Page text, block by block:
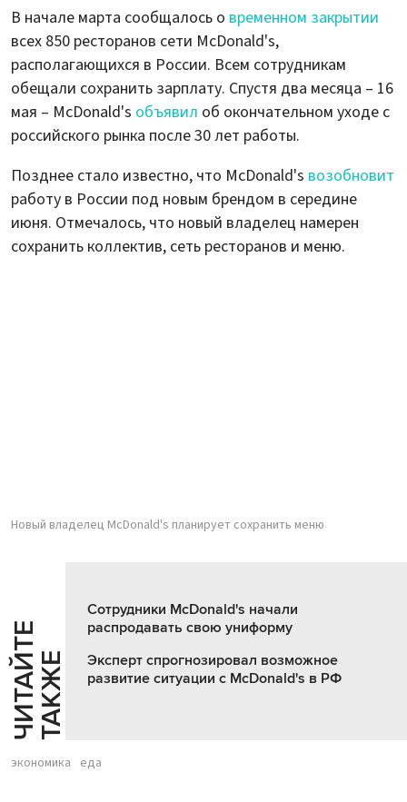
В начале марта сообщалось о временном закрытии
всех 850 ресторанов сети McDonald's,
располагающихся в России. Всем сотрудникам
обещали сохранить зарплату. Спустя два месяца – 16
мая – McDonald's объявил об окончательном уходе с
российского рынка после 30 лет работы.
Позднее стало известно, что McDonald's возобновит
работу в России под новым брендом в середине
июня. Отмечалось, что новый владелец намерен
сохранить коллектив, сеть ресторанов и меню.
Новый владелец McDonald's планирует сохранить меню
Ч
И
Т
АЙ
Т
Е
Т
А
К
ЖЕ
Сотрудники McDonald's начали
распродавать свою униформу
Эксперт спрогнозировал возможное
развитие ситуации с McDonald's в РФ
экономика еда